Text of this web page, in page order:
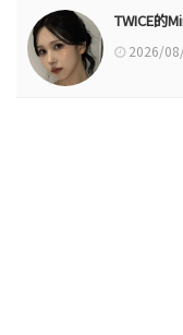
TWICE的
2026/